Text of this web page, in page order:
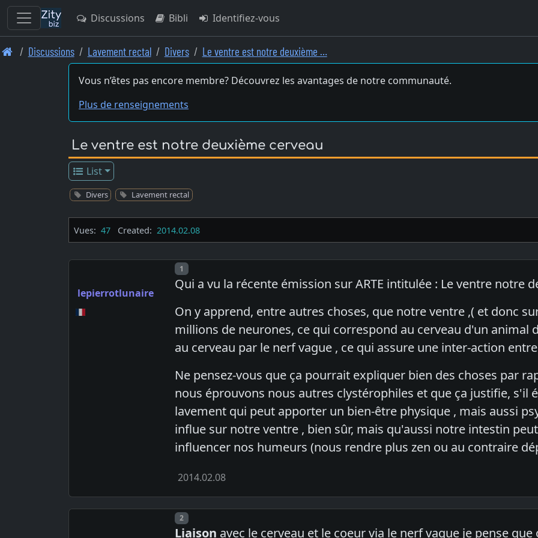
Skip
Discussions Bibli Identifiez-vous
Discussions Lavement rectal Divers Le ventre est notre deuxième …
Vous n’êtes pas encore membre? Découvrez les avantages de notre communauté.
Plus de renseignements
Le ventre est notre deuxième cerveau
List
Divers Lavement rectal
Vues: 47 Created: 2014.02.08
lepierrotlunaire
Post number
1
Qui a vu la récente émission sur ARTE intitulée : Le ventre notre
On y apprend, entre autres choses, que notre ventre ,( et donc
millions de neurones, ce qui correspond au cerveau d'un animal
au cerveau par le nerf vague , ce qui assure une inter-action
Ne pensez-vous que ça pourrait expliquer bien des choses par
nous éprouvons nous autres clystérophiles et que ça justifie, s'il
lavement qui peut apporter un bien-être physique , mais aussi
influe sur notre ventre , bien sûr, mais qu'aussi notre intestin
influencer nos humeurs (nous rendre plus zen ou au contraire
2014.02.08
Post number
2
Liaison avec le cerveau et le coeur via le nerf vague je pense que